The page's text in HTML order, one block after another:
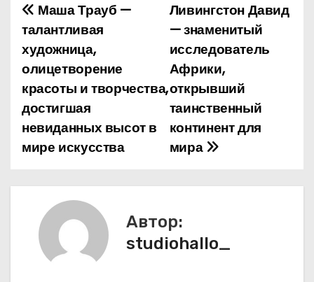
Н
а
в
и
г
ц
Ливингстон Давид
— знаменитый
исследователь
Африки,
открывший
таинственный
континент для
мира
Маша Трауб —
талантливая
художница,
олицетворение
красоты и творчества,
достигшая
невиданных высот в
мире искусства
Автор:
studiohallo_